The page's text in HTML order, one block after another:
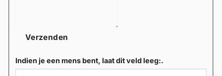
Verzenden
Indien je een mens bent, laat dit veld leeg:.